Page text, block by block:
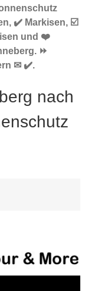
✔️ Markisen, ☑️
und ❤️
⏩
✉ ✔️.
nach